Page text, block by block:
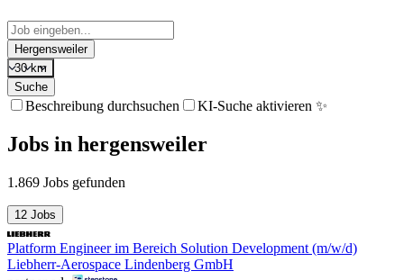
Hergensweiler
30 km
Suche
Beschreibung durchsuchen KI-Suche aktivieren ✨
Jobs in hergensweiler
1.869 Jobs gefunden
12 Jobs
Platform Engineer im Bereich Solution Development (m/w/d)
Liebherr-Aerospace Lindenberg GmbH